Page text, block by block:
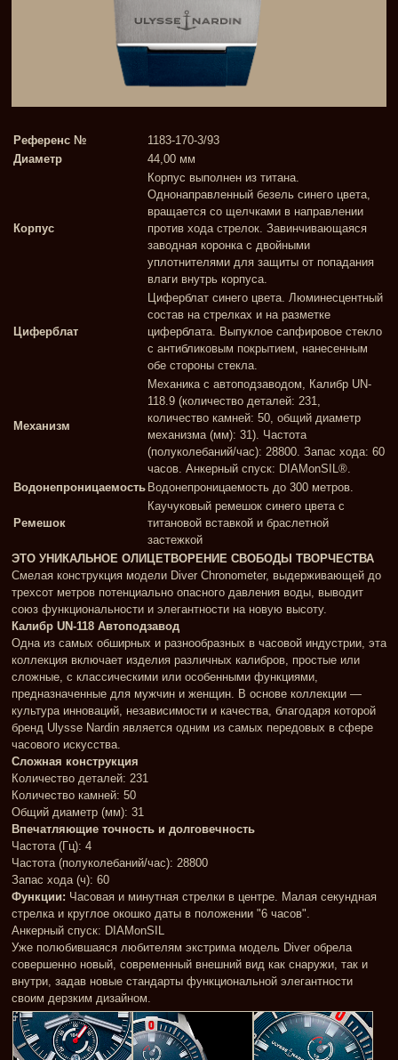
Референс №
1183-170-3/93
Диаметр
44,00 мм
Корпус
Корпус выполнен из титана.
Однонаправленный безель синего цвета,
вращается со щелчками в направлении
против хода стрелок. Завинчивающаяся
заводная коронка с двойными
уплотнителями для защиты от попадания
влаги внутрь корпуса.
Циферблат
Циферблат синего цвета. Люминесцентный
состав на стрелках и на разметке
циферблата. Выпуклое сапфировое стекло
с антибликовым покрытием, нанесенным
обе стороны стекла.
Механизм
Механика с автоподзаводом, Калибр UN-
118.9 (количество деталей: 231,
количество камней: 50, общий диаметр
механизма (мм): 31). Частота
(полуколебаний/час): 28800. Запас хода: 60
часов. Анкерный спуск: DIAMonSIL®.
Водонепроницаемость Водонепроницаемость до 300 метров.
Ремешок
Каучуковый ремешок синего цвета с
титановой вставкой и браслетной
застежкой
ЭТО УНИКАЛЬНОЕ ОЛИЦЕТВОРЕНИЕ СВОБОДЫ ТВОРЧЕСТВА
Смелая конструкция модели Diver Chronometer, выдерживающей до
трехсот метров потенциально опасного давления воды, выводит
союз функциональности и элегантности на новую высоту.
Калибр UN-118 Автоподзавод
Одна из самых обширных и разнообразных в часовой индустрии, эта
коллекция включает изделия различных калибров, простые или
сложные, с классическими или особенными функциями,
предназначенные для мужчин и женщин. В основе коллекции —
культура инноваций, независимости и качества, благодаря которой
бренд Ulysse Nardin является одним из самых передовых в сфере
часового искусства.
Сложная конструкция
Количество деталей: 231
Количество камней: 50
Общий диаметр (мм): 31
Впечатляющие точность и долговечность
Частота (Гц): 4
Частота (полуколебаний/час): 28800
Запас хода (ч): 60
Функции: Часовая и минутная стрелки в центре. Малая секундная
стрелка и круглое окошко даты в положении "6 часов".
Анкерный спуск: DIAMonSIL
Уже полюбившаяся любителям экстрима модель Diver обрела
совершенно новый, современный внешний вид как снаружи, так и
внутри, задав новые стандарты функциональной элегантности
своим дерзким дизайном.